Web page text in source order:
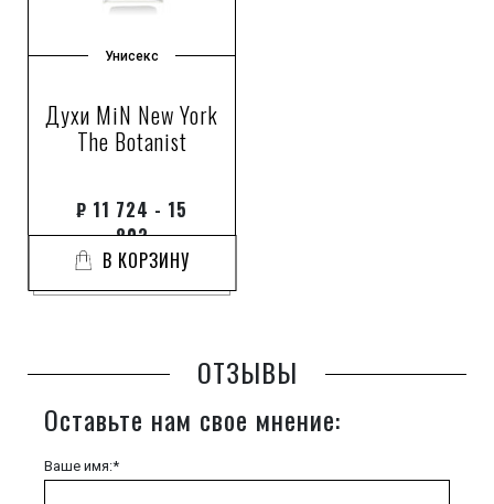
Унисекс
Духи MiN New York
The Botanist
₽ 11 724 - 15
803
В КОРЗИНУ
ОТЗЫВЫ
Оставьте нам свое мнение:
Ваше имя:*